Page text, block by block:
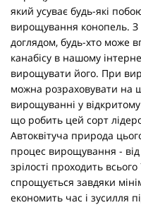
який усуває будь-які
вирощування конопель. З
доглядом, будь-хто може
канабісу в нашому
вирощувати його. При
можна розраховувати на
вирощуванні у
що робить цей сорт
Автоквітуча природа
процес вирощування -
зрілості проходить
спрощується завдяки
економить час і зусилля